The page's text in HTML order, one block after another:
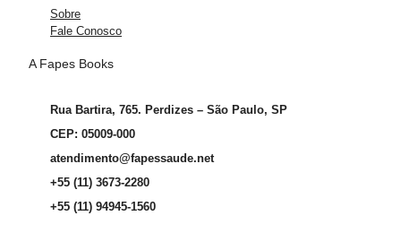
Sobre
Fale Conosco
A Fapes Books
Rua Bartira, 765. Perdizes – São Paulo, SP
CEP: 05009-000
atendimento@fapessaude.net
+55 (11) 3673-2280
+55 (11) 94945-1560